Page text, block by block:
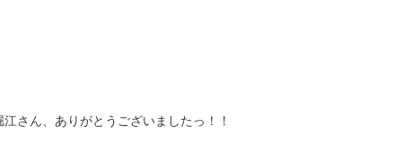
江さん、ありがとうございましたっ！！